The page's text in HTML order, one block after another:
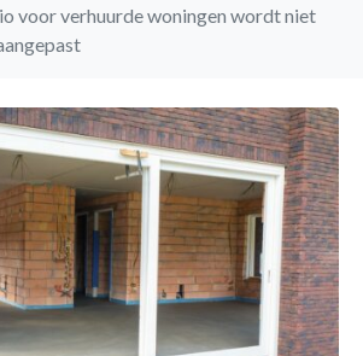
voor verhuurde woningen wordt niet